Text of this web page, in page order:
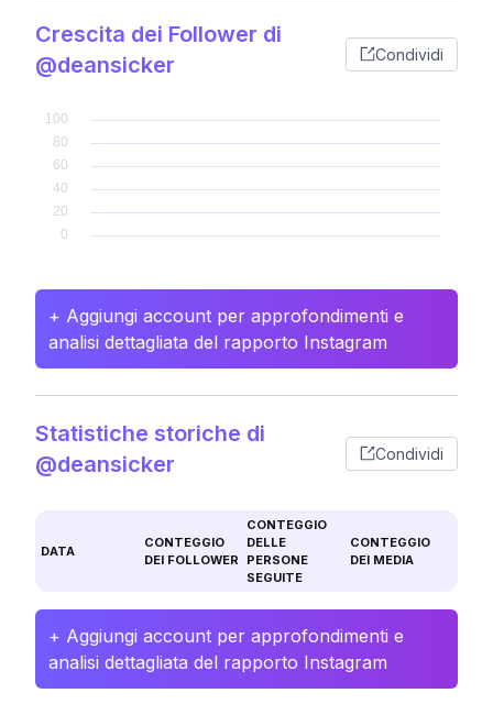
Crescita dei Follower di
@deansicker
Condividi
+ Aggiungi account per approfondimenti e
analisi dettagliata del rapporto Instagram
Statistiche storiche di
@deansicker
Condividi
DATA
CONTEGGIO
DEI FOLLOWER
CONTEGGIO
DELLE
PERSONE
SEGUITE
CONTEGGIO
DEI MEDIA
+ Aggiungi account per approfondimenti e
analisi dettagliata del rapporto Instagram